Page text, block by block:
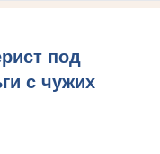
под
с чужих